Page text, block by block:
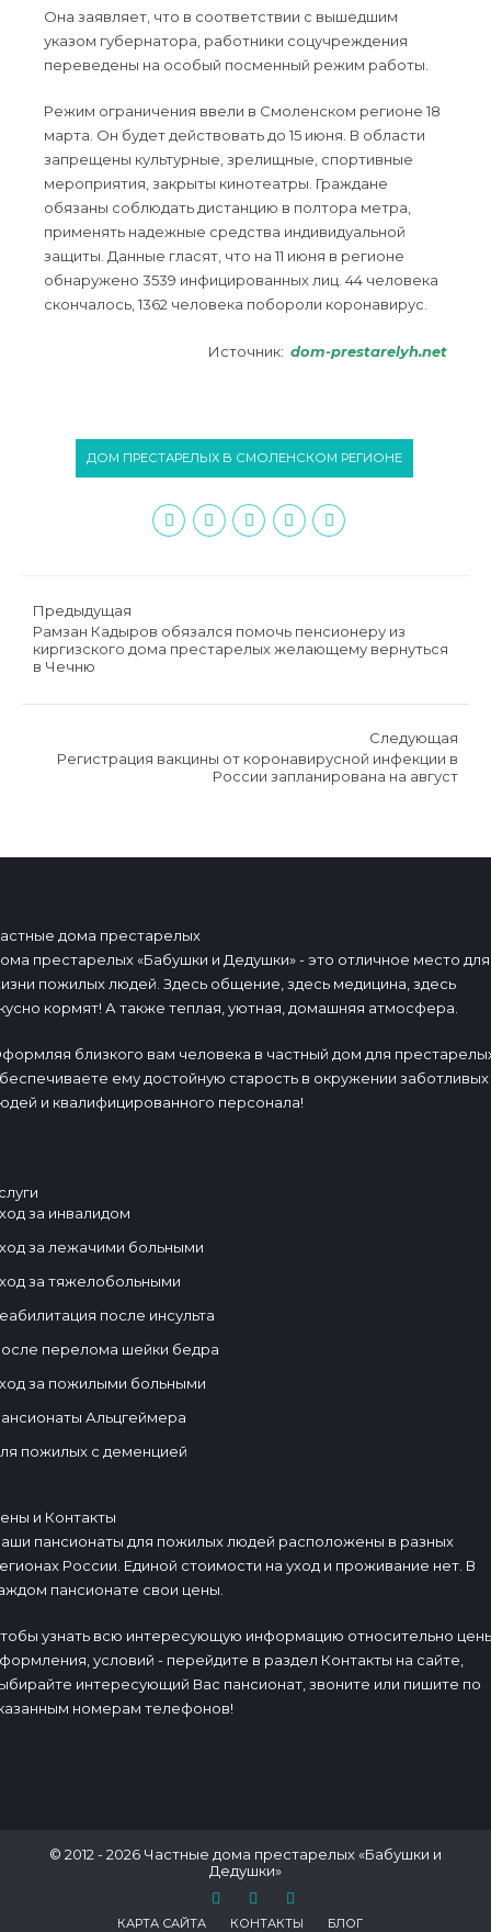
Она заявляет, что в соответствии с вышедшим
указом губернатора, работники соцучреждения
переведены на особый посменный режим работы.
Режим ограничения ввели в Смоленском регионе 18
марта. Он будет действовать до 15 июня. В области
запрещены культурные, зрелищные, спортивные
мероприятия, закрыты кинотеатры. Граждане
обязаны соблюдать дистанцию в полтора метра,
применять надежные средства индивидуальной
защиты. Данные гласят, что на 11 июня в регионе
обнаружено 3539 инфицированных лиц. 44 человека
скончалось, 1362 человека побороли коронавирус.
Источник: dom-prestarelyh.net
ДОМ ПРЕСТАРЕЛЫХ В СМОЛЕНСКОМ РЕГИОНЕ
Предыдущая
Рамзан Кадыров обязался помочь пенсионеру из
киргизского дома престарелых желающему вернуться
в Чечню
Следующая
Регистрация вакцины от коронавирусной инфекции в
России запланирована на август
дома престарелых
престарелых «Бабушки и Дедушки» - это отличное место для
пожилых людей. Здесь общение, здесь медицина, здесь
кормят! А также теплая, уютная, домашняя атмосфера.
близкого вам человека в частный дом для
ему достойную старость в окружении заботливых
и квалифицированного персонала!
за инвалидом
за лежачими больными
за тяжелобольными
после инсульта
перелома шейки бедра
за пожилыми больными
Альцгеймера
пожилых с деменцией
и Контакты
пансионаты для пожилых людей расположены в разных
России. Единой стоимости на уход и проживание нет. В
пансионате свои цены.
узнать всю интересующую информацию относительно
условий - перейдите в раздел Контакты на сайте,
интересующий Вас пансионат, звоните или пишите по
номерам телефонов!
© 2012 - 2026 Частные дома престарелых «Бабушки и
Дедушки»
КАРТА САЙТА КОНТАКТЫ БЛОГ